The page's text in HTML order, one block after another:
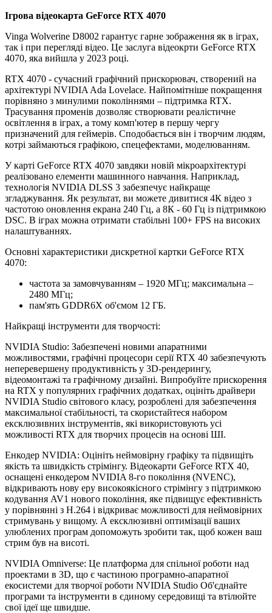
Ігрова відеокарта GeForce RTX 4070
Vinga Wolverine D8002 гарантує гарне зображення як в іграх,
так і при перегляді відео. Це заслуга відеокрти GeForce RTX
4070, яка вийшла у 2023 році.
RTX 4070 - сучасний графічний прискорювач, створений на
архітектурі NVIDIA Ada Lovelace. Найпомітніше покращення
порівняно з минулими поколіннями – підтримка RTX.
Трасування променів дозволяє створювати реалістичне
освітлення в іграх, а тому комп'ютер в першу чергу
призначений для геймерів. Сподобається він і творчим людям,
котрі займаються графікою, спецефектами, моделюванням.
У карті GeForce RTX 4070 завдяки новій мікроархітектурі
реалізовано елементи машинного навчання. Наприклад,
технологія NVIDIA DLSS 3 забезпечує найкраще
згладжування. Як результат, ви можете дивитися 4К відео з
частотою оновлення екрана 240 Гц, а 8К - 60 Гц із підтримкою
DSC. В іграх можна отримати стабільні 100+ FPS на високих
налаштуваннях.
Основні характеристики дискретної картки GeForce RTX
4070:
частота за замовчуванням – 1920 МГц; максимальна –
2480 МГц;
пам'ять GDDR6X об'ємом 12 ГБ.
Найкращі інструменти для творчості:
NVIDIA Studio: Забезпечені новими апаратними
можливостями, графічні процесори серії RTX 40 забезпечують
неперевершену продуктивність у 3D-рендерингу,
відеомонтажі та графічному дизайні. Випробуйте прискорення
на RTX у популярних графічних додатках, оцініть драйвери
NVIDIA Studio світового класу, розроблені для забезпечення
максимальної стабільності, та скористайтеся набором
ексклюзивних інструментів, які використовують усі
можливості RTX для творчих процесів на основі ШІ.
Енкодер NVIDIA: Оцініть неймовірну графіку та підвищіть
якість та швидкість стрімінгу. Відеокарти GeForce RTX 40,
оснащені енкодером NVIDIA 8-го покоління (NVENC),
відкривають нову еру високоякісного стрімінгу з підтримкою
кодування AV1 нового покоління, яке підвищує ефективність
у порівнянні з H.264 і відкриває можливості для неймовірних
стримувань у вищому. А ексклюзивні оптимізації ваших
улюблених програм допоможуть зробити так, щоб кожен ваш
стрим був на висоті.
NVIDIA Omniverse: Це платформа для спільної роботи над
проектами в 3D, що є частиною програмно-апаратної
екосистеми для творчої роботи NVIDIA Studio Об'єднайте
програми та інструменти в єдиному середовищі та втілюйте
свої ідеї ще швидше.